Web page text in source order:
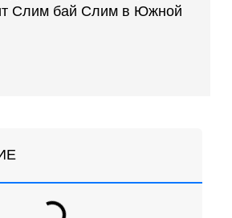
Слим бай Слим в Южной